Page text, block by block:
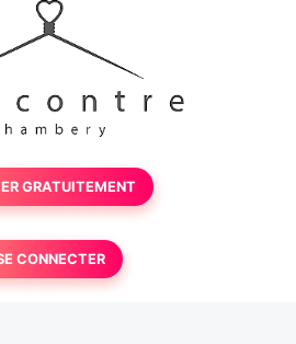
GRATUITEMENT
CONNECTER